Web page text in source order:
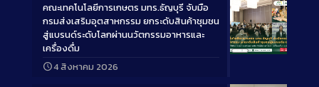
Long
คณะเทคโนโลยีการเกษตร มทร.ธัญบุรี จับมือ
กรมส่งเสริมอุตสาหกรรม ยกระดับสินค้าชุมชน
สู่แบรนด์ระดับโลกผ่านนวัตกรรมอาหารและ
เครื่องดื่ม
4 สิงหาคม 2026